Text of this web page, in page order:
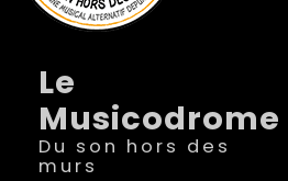
Le
Musicodrome
Du son hors des
murs